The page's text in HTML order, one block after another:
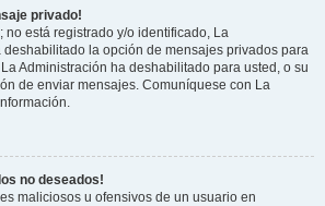
privado!
no está registrado y/o identificado, La
la opción de mensajes privados para
Administración ha deshabilitado para usted, o su
de enviar mensajes. Comuníquese con La
no deseados!
maliciosos u ofensivos de un usuario en